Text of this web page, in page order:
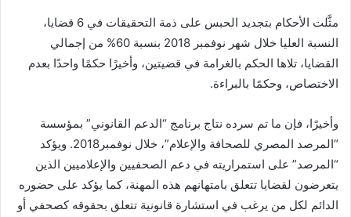
مثَّلت الأحكام بتجديد الحبس على ذمة التحقيقات في 6 قضايا،
النسبة العليا خلال شهر نوفمبر 2018 بنسبة 60% من إجمالي
القضايا، تلاها الحكم بالغرامة في قضيتين، وأخيرًا حكمًا واحدًا بعدم
الاختصاص، وحكمًا بالبراءة.
وأخيرًا، فإن ما تم سرده نتاج برنامج “الدعم القانوني” بمؤسسة
“المرصد المصري للصحافة والإعلام”، خلال نوفمبر2018. ويؤكد
“المرصد” على استمراريته في دعم الصحفيين والإعلاميين الذين
يتعرضون لقضايا تتعلق بامتهانهم هذه المهنة، كما يؤكد على حضوره
الدائم لكل من يرغب في استشارة قانونية تتعلق بحقوقه كصحفي أو